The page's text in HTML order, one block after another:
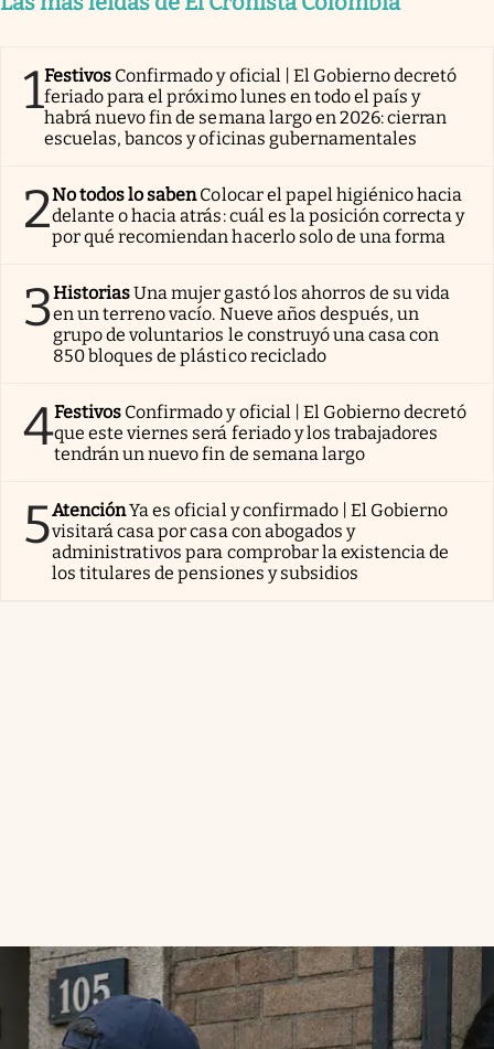
1Festivos Confirmado y oficial | El Gobierno decretó
feriado para el próximo lunes en todo el país y
habrá nuevo fin de semana largo en 2026: cierran
escuelas, bancos y oficinas gubernamentales
2No todos lo sabenColocar el papel higiénico hacia
delante o hacia atrás: cuál es la posición correcta y
por qué recomiendan hacerlo solo de una forma
3HistoriasUna mujer gastó los ahorros de su vida
en un terreno vacío. Nueve años después, un
grupo de voluntarios le construyó una casa con
850 bloques de plástico reciclado
4Festivos Confirmado y oficial | El Gobierno decretó
que este viernes será feriado y los trabajadores
tendrán un nuevo fin de semana largo
5AtenciónYa es oficial y confirmado | El Gobierno
visitará casa por casa con abogados y
administrativos para comprobar la existencia de
los titulares de pensiones y subsidios